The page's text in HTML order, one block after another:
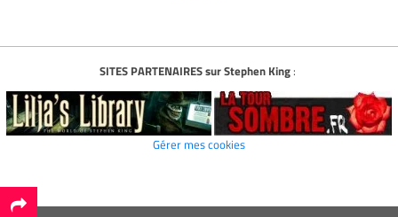
SITES PARTENAIRES sur Stephen King:
Gérer mes cookies